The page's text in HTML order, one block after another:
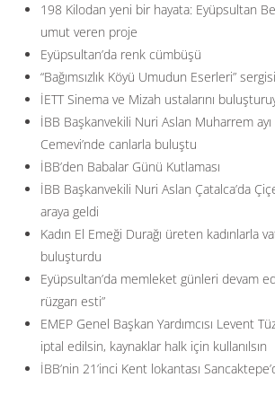
198 Kilodan yeni bir hayata: Eyüpsultan
umut veren proje
Eyüpsultan’da renk cümbüşü
“Bağımsızlık Köyü Umudun Eserleri” sergisi
İETT Sinema ve Mizah ustalarını
İBB Başkanvekili Nuri Aslan Muharrem
Cemevi’nde canlarla buluştu
İBB’den Babalar Günü Kutlaması
İBB Başkanvekili Nuri Aslan Çatalca’da
araya geldi
Kadın El Emeği Durağı üreten kadınlarla
buluşturdu
Eyüpsultan’da memleket günleri devam
rüzgarı esti”
EMEP Genel Başkan Yardımcısı Levent
iptal edilsin, kaynaklar halk için kullanılsın
İBB’nin 21’inci Kent lokantası